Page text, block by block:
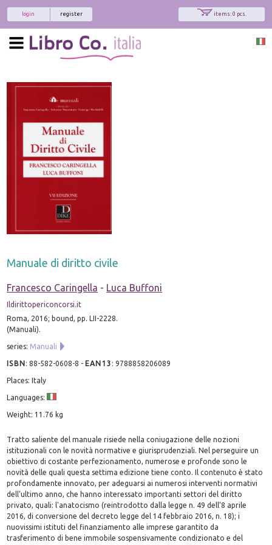
items: 0 pcs.
register
login
Manuale di diritto civile
Francesco Caringella - Luca Buffoni
Ildirittopericoncorsi.it
Roma, 2016; bound, pp. LII-2228.
(Manuali).
series: Manuali
ISBN:88-582-0608-8 - EAN13 :9788858206089
Places: Italy
Languages:
Weight: 11.76 kg
Tratto saliente del manuale risiede nella coniugazione delle nozioni
istituzionali con le novità normative e giurisprudenziali. Nel perseguire un
obiettivo di costante perfezionamento, numerose e profonde sono le
novità delle quali questa settima edizione tiene conto. Il contenuto è stato
profondamente innovato, per adeguarsi ai numerosi interventi normativi
dell'ultimo anno, che hanno interessato importanti settori del diritto
privato, quali: l'anatocismo (reintrodotto dalla legge n. 49 dell'8 aprile
2016, di conversione del decreto legge del 14 febbraio 2016, n. 18); i
nuovissimi istituti del finanziamento alle imprese garantito da
trasferimento di bene immobile sospensivamente condizionato e del